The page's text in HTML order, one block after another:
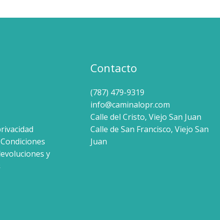
producto
y
Contacto
(787) 479-9319
info@caminalopr.com
Calle del Cristo, Viejo San Juan
Calle de San Francisco, Viejo San
Juan